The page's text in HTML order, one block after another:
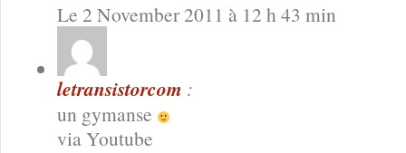
Le 2 November 2011 à 12 h 43 min
letransistorcom :
un gymanse
via Youtube